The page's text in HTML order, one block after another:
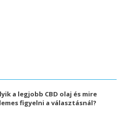
a legjobb CBD olaj és mire
figyelni a választásnál?